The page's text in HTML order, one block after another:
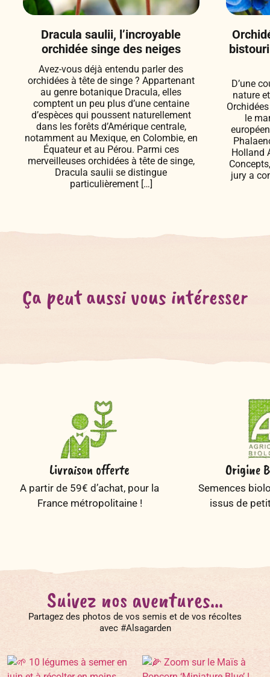
Dracula saulii, l’incroyable
orchidée singe des neiges
Avez-vous déjà entendu parler des
orchidées à tête de singe ? Appartenant
au genre botanique Dracula, elles
comptent un peu plus d’une centaine
d’espèces qui poussent naturellement
dans les forêts d’Amérique centrale,
notamment au Mexique, en Colombie, en
Équateur et au Pérou. Parmi ces
merveilleuses orchidées à tête de singe,
Dracula saulii se distingue
particulièrement […]
D’une
nature
le
Holland
jury a
Ça peut aussi vous intéresser
Livraison offerte
A partir de 59€ d’achat, pour la
France métropolitaine !
Origine
Semences
issus de
Suivez nos aventures...
Partagez des photos de vos semis et de vos récoltes
avec #Alsagarden